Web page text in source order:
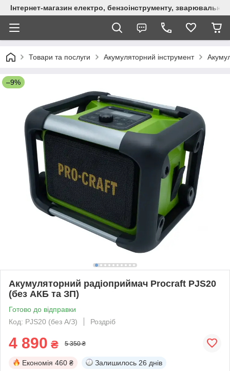
Інтернет-магазин електро, бензоінструменту,
Товари та послуги Акумуляторний інструмент
–9%
Акумуляторний радіоприймач Procraft PJS20
(без АКБ та ЗП)
Готово до відправки
Код: PJS20 (без А/З)
Роздріб
4 890 ₴ 5 350 ₴
Економія 460 ₴ Залишилось 26 днів